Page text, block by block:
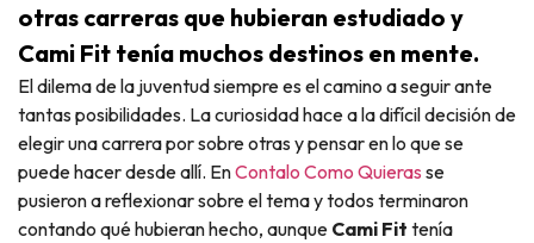
otras carreras que hubieran estudiado y
Cami Fit tenía muchos destinos en mente.
El dilema de la juventud siempre es el camino a seguir ante
tantas posibilidades. La curiosidad hace a la difícil decisión de
elegir una carrera por sobre otras y pensar en lo que se
puede hacer desde allí. EnContalo Como Quieras se
pusieron a reflexionar sobre el tema y todos terminaron
contando qué hubieran hecho, aunque Cami Fit tenía